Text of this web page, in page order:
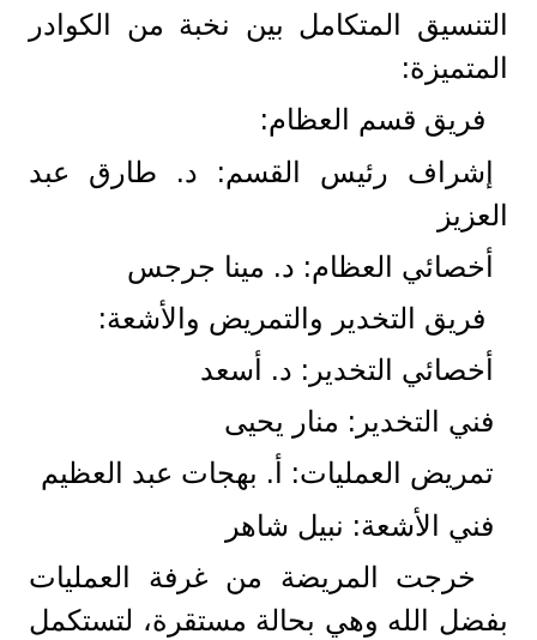
التنسيق المتكامل بين نخبة من الكوادر
المتميزة:
​ فريق قسم العظام:
​إشراف رئيس القسم: د. طارق عبد
العزيز
​أخصائي العظام: د. مينا جرجس
​ فريق التخدير والتمريض والأشعة:
​أخصائي التخدير: د. أسعد
​فني التخدير: منار يحيى
​تمريض العمليات: أ. بهجات عبد العظيم
​فني الأشعة: نبيل شاهر
​ خرجت المريضة من غرفة العمليات
بفضل الله وهي بحالة مستقرة، لتستكمل